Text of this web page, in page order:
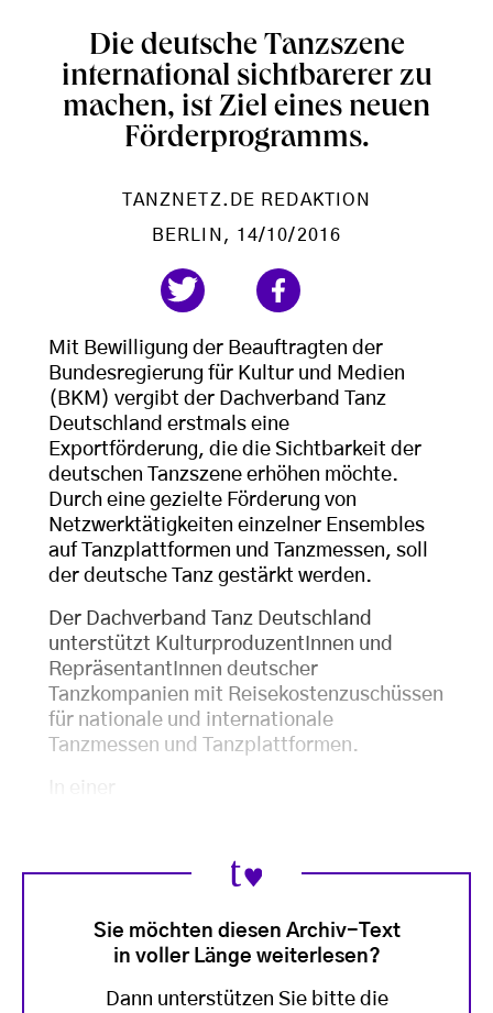
Die deutsche Tanzszene
international sichtbarerer zu
machen, ist Ziel eines neuen
Förderprogramms.
TANZNETZ.DE REDAKTION
BERLIN , 14/10/2016
Mit Bewilligung der Beauftragten der
Bundesregierung für Kultur und Medien
(BKM) vergibt der Dachverband Tanz
Deutschland erstmals eine
Exportförderung, die die Sichtbarkeit der
deutschen Tanzszene erhöhen möchte.
Durch eine gezielte Förderung von
Netzwerktätigkeiten einzelner Ensembles
auf Tanzplattformen und Tanzmessen, soll
der deutsche Tanz gestärkt werden.
Der Dachverband Tanz Deutschland
unterstützt KulturproduzentInnen und
RepräsentantInnen deutscher
Tanzkompanien mit Reisekostenzuschüssen
für nationale und internationale
Tanzmessen und Tanzplattformen.
Sie möchten diesen Archiv-Text
in voller Länge weiterlesen?
Dann unterstützen Sie bitte die